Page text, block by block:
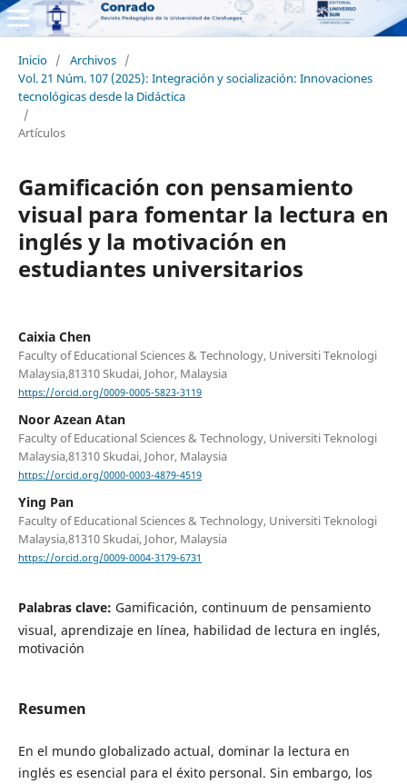
Inicio / Archivos /
Vol. 21 Núm. 107 (2025): Integración y socialización: Innovaciones
tecnológicas desde la Didáctica
/
Artículos
Gamificación con pensamiento
visual para fomentar la lectura en
inglés y la motivación en
estudiantes universitarios
Caixia Chen
Faculty of Educational Sciences & Technology, Universiti Teknologi
Malaysia,81310 Skudai, Johor, Malaysia
https://orcid.org/0009-0005-5823-3119
Noor Azean Atan
Faculty of Educational Sciences & Technology, Universiti Teknologi
Malaysia,81310 Skudai, Johor, Malaysia
https://orcid.org/0000-0003-4879-4519
Ying Pan
Faculty of Educational Sciences & Technology, Universiti Teknologi
Malaysia,81310 Skudai, Johor, Malaysia
https://orcid.org/0009-0004-3179-6731
Palabras clave: Gamificación, continuum de pensamiento
visual, aprendizaje en línea, habilidad de lectura en inglés,
motivación
Resumen
En el mundo globalizado actual, dominar la lectura en
inglés es esencial para el éxito personal. Sin embargo, los